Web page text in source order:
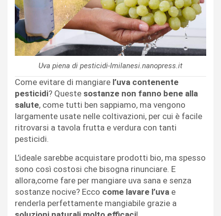
Uva piena di pesticidi-Imilanesi.nanopress.it
Come evitare di mangiare l’uva contenente
pesticidi? Queste sostanze non fanno bene alla
salute, come tutti ben sappiamo, ma vengono
largamente usate nelle coltivazioni, per cui è facile
ritrovarsi a tavola frutta e verdura con tanti
pesticidi.
L’ideale sarebbe acquistare prodotti bio, ma spesso
sono così costosi che bisogna rinunciare. E
allora,come fare per mangiare uva sana e senza
sostanze nocive? Ecco come lavare l’uva e
renderla perfettamente mangiabile grazie a